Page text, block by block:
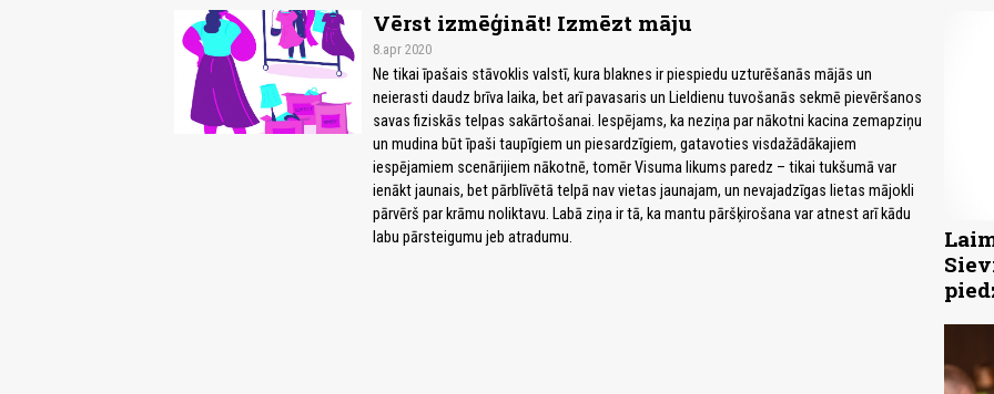
Vērst izmēģināt! Izmēzt māju
8.apr 2020
Ne tikai īpašais stāvoklis valstī, kura blaknes ir piespiedu uzturēšanās mājās un
neierasti daudz brīva laika, bet arī pavasaris un Lieldienu tuvošanās sekmē pievēršanos
savas fiziskās telpas sakārtošanai. Iespējams, ka neziņa par nākotni kacina zemapziņu
un mudina būt īpaši taupīgiem un piesardzīgiem, gatavoties visdažādākajiem
iespējamiem scenārijiem nākotnē, tomēr Visuma likums paredz – tikai tukšumā var
ienākt jaunais, bet pārblīvētā telpā nav vietas jaunajam, un nevajadzīgas lietas mājokli
pārvērš par krāmu noliktavu. Labā ziņa ir tā, ka mantu pāršķirošana var atnest arī kādu
labu pārsteigumu jeb atradumu.